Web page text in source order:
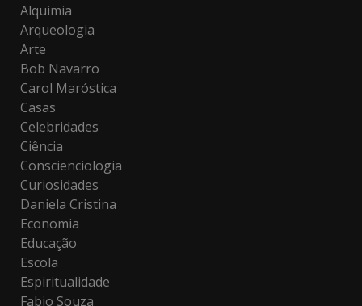
Alquimia
Arqueologia
Arte
Bob Navarro
Carol Maróstica
Casas
Celebridades
Ciência
Conscienciologia
Curiosidades
Daniela Cristina
Economia
Educação
Escola
Espiritualidade
Fabio Souza